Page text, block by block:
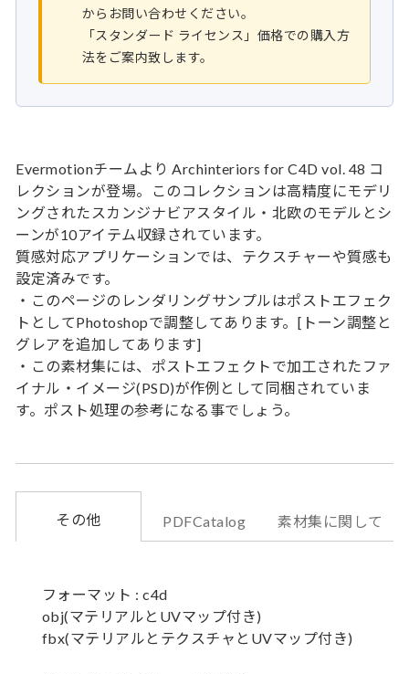
からお問い合わせください。
「スタンダード ライセンス」価格での購入方
法をご案内致します。
Evermotionチームより Archinteriors for C4D vol. 48 コ
レクションが登場。このコレクションは高精度にモデリ
ングされたスカンジナビアスタイル・北欧のモデルとシ
ーンが10アイテム収録されています。
質感対応アプリケーションでは、テクスチャーや質感も
設定済みです。
・このページのレンダリングサンプルはポストエフェク
トとしてPhotoshopで調整してあります。[トーン調整と
グレアを追加してあります]
・この素材集には、ポストエフェクトで加工されたファ
イナル・イメージ(PSD)が作例として同梱されていま
す。ポスト処理の参考になる事でしょう。
その他 PDFCatalog 素材集に関して
フォーマット : c4d
obj(マテリアルとUVマップ付き)
fbx(マテリアルとテクスチャとUVマップ付き)